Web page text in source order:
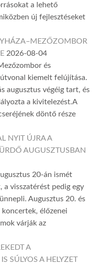
a lehető
új fejlesztéseket
2026-08-04
és
kiemelt felújítása.
augusztus végéig tart, és
a kivitelezést.A
döntő része
NYIT ÚJRA A
AUGUSZTUSBAN
20-án ismét
visszatérést pedig egy
Augusztus 20. és
élőzenei
várják az
A
SÚLYOS A HELYZET